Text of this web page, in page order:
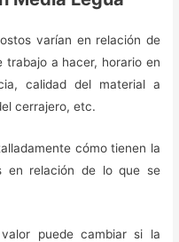
varían en relación de
a hacer, horario en
calidad del material a
cerrajero, etc.
cómo tienen la
en relación de lo que se
puede cambiar si la